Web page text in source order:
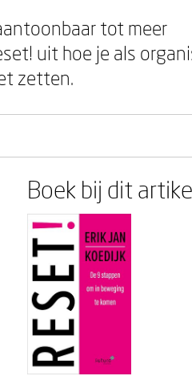
tot meer
uit hoe je als
zetten.
Boek bij dit